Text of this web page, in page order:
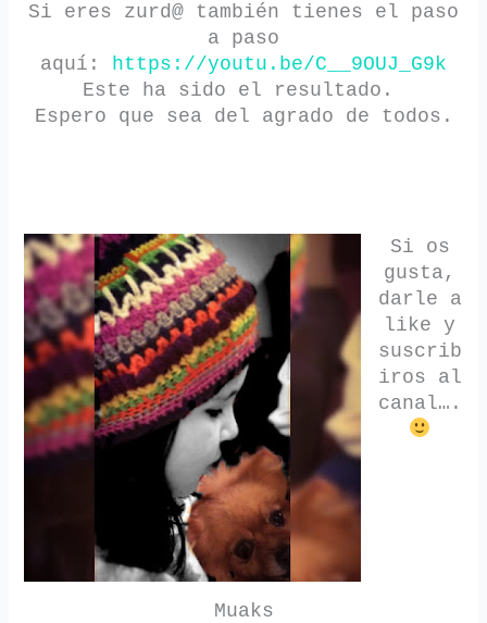
Si eres zurd@ también tienes el paso
a paso
aquí: https://youtu.be/C__9OUJ_G9k
Este ha sido el resultado.
Espero que sea del agrado de todos.
Si os
gusta,
darle a
like y
suscrib
iros al
canal….
Muaks